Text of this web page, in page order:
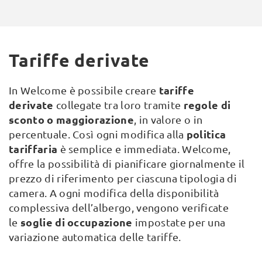
Tariffe derivate
In Welcome è possibile creare tariffe
derivate collegate tra loro tramite regole di
sconto o maggiorazione , in valore o in
percentuale. Così ogni modifica alla politica
tariffaria è semplice e immediata. Welcome,
offre la possibilità di pianificare giornalmente il
prezzo di riferimento per ciascuna tipologia di
camera. A ogni modifica della disponibilità
complessiva dell’albergo, vengono verificate
le soglie di occupazione impostate per una
variazione automatica delle tariffe.